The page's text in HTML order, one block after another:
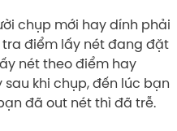
chụp mới hay dính phải
điểm lấy nét đang đặt
nét theo điểm hay
khi chụp, đến lúc bạn
đã out nét thì đã trễ.